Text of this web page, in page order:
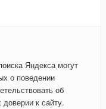
Яндекса могут
о поведении
об
к сайту.